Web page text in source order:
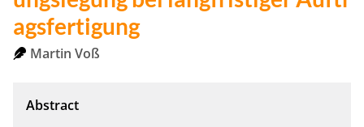
agsfertigung
Martin Voß